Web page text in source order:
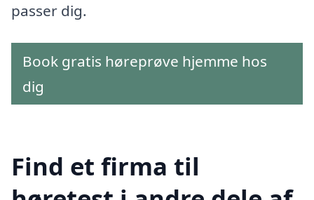
passer dig.
Book gratis høreprøve hjemme hos
dig
Find et firma til